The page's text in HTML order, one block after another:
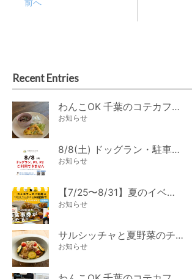
前へ
Recent Entries
わんこOK 千葉のコテカフェ 8月わんこの日 オートミールdeローストビーフライス
お知らせ
8/8(土) ドッグラン・駐車場ご利用のお知らせ
お知らせ
【7/25〜8/31】夏のイベント開催
お知らせ
サルシッチャと夏野菜のチーズパスタ期間限定新メニュー登場！
お知らせ